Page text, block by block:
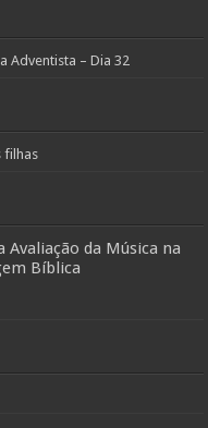
Adventista – Dia 32
filhas
Avaliação da Música na
Bíblica